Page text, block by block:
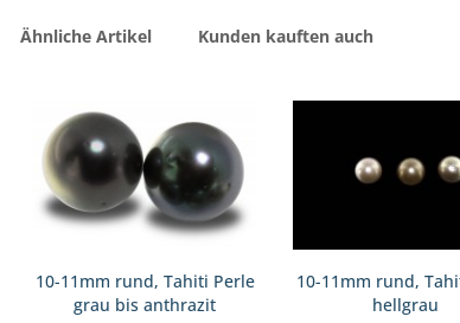
Ähnliche Artikel Kunden kauften auch
10-11mm rund, Tahiti Perle
grau bis anthrazit
10-11mm rund,
hellgrau